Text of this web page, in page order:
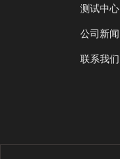
测试中心
公司新闻
联系我们